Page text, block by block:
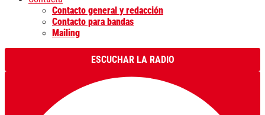
Contacto general y redacción
Contacto para bandas
Mailing
ESCUCHAR LA RADIO